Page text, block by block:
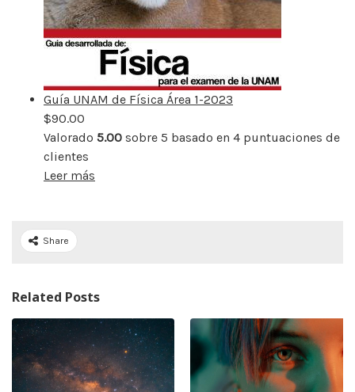
Guía UNAM de Física Área 1-2023
$90.00
Valorado 5.00 sobre 5 basado en 4 puntuaciones de
clientes
Leer más
Share
Related Posts